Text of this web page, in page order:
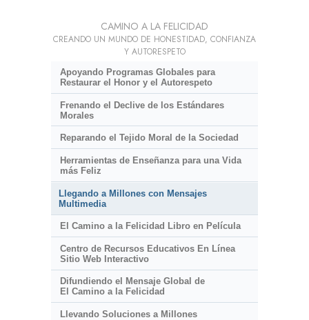
CAMINO A LA FELICIDAD
CREANDO UN MUNDO DE HONESTIDAD, CONFIANZA
Y AUTORESPETO
Apoyando Programas Globales para
Restaurar el Honor y el Autorespeto
Frenando el Declive de los Estándares
Morales
Reparando el Tejido Moral de la Sociedad
Herramientas de Enseñanza para una Vida
más Feliz
Llegando a Millones con Mensajes
Multimedia
El Camino a la Felicidad Libro en Película
Centro de Recursos Educativos En Línea
Sitio Web Interactivo
Difundiendo el Mensaje Global de
El Camino a la Felicidad
Llevando Soluciones a Millones